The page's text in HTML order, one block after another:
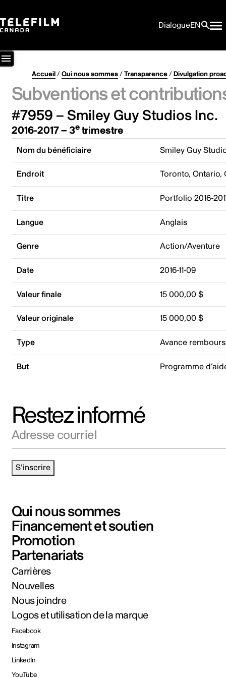
DialogueEN
Accueil/Qui nous sommes/Transparence/Divulgation
Subventions et
#7959 – Smiley Guy Studios Inc.
2016-2017 – 3etrimestre
Nom du bénéficiaire Smiley Guy
Endroit Toronto, Ontario,
Titre Portfolio 2016-
Langue Anglais
Genre Action/Aventure
Date 2016-11-09
Valeur finale 15 000,00 $
Valeur originale 15 000,00 $
Type Avance
But Programme
Restez informé
S'inscrire
Qui nous sommes
Financement et soutien
Promotion
Partenariats
Carrières
Nouvelles
Nous joindre
Logos et utilisation de la marque
Facebook
Instagram
LinkedIn
YouTube